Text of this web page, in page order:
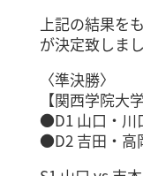
上記の結果を
が決定致しまし
〈準決勝〉
【関西学院大
●D1 山口・川
●D2 吉田・高